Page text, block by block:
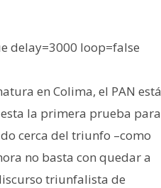
delay=3000 loop=false
en Colima, el PAN está
la primera prueba para
cerca del triunfo –como
no basta con quedar a
triunfalista de